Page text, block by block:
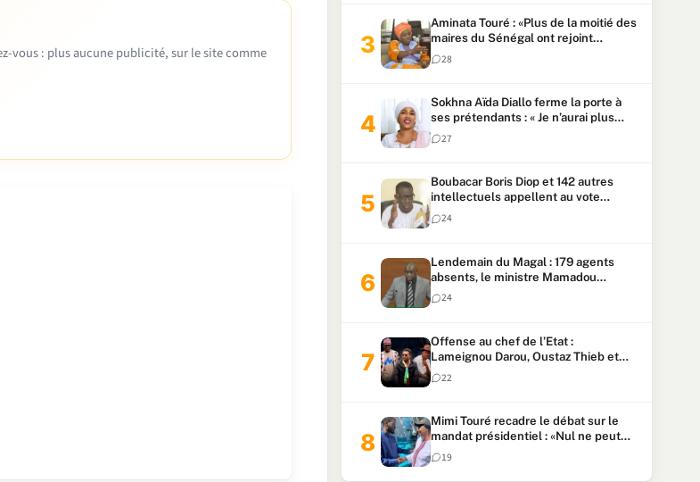
vous : plus aucune publicité, sur le site comme
Aminata Touré : «Plus de la moitié des
maires du Sénégal ont rejoint
Kiiraay»
28
Sokhna Aïda Diallo ferme la porte à
ses prétendants : « Je n’aurai plus
jamais un autre mari »
27
Boubacar Boris Diop et 142 autres
intellectuels appellent au vote
urgent de la révision
constitutionnelle
24
Lendemain du Magal : 179 agents
absents, le ministre Mamadou
Lamine Dianté exige des explications
24
Offense au chef de l’Etat :
Lameignou Darou, Oustaz Thieb et
Ndiaye Touba lourdement
condamnés
22
Mimi Touré recadre le débat sur le
mandat présidentiel : «Nul ne peut
faire plus de deux mandats
consécutifs de 5 ans»
19